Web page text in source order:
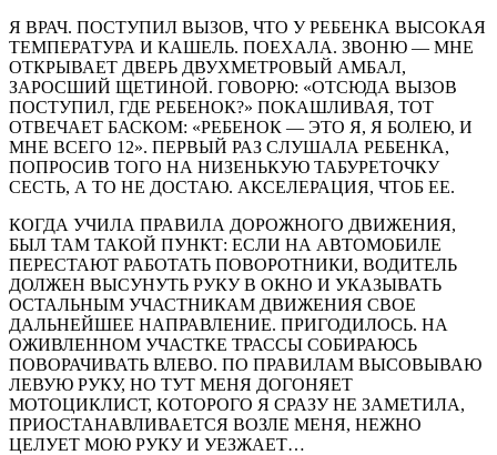
Я ВРАЧ. ПОСТУПИЛ ВЫЗОВ, ЧТО У РЕБЕНКА ВЫСОКАЯ
ТЕМПЕРАТУРА И КАШЕЛЬ. ПОЕХАЛА. ЗВОНЮ — МНЕ
ОТКРЫВАЕТ ДВЕРЬ ДВУХМЕТРОВЫЙ АМБАЛ,
ЗАРОСШИЙ ЩЕТИНОЙ. ГОВОРЮ: «ОТСЮДА ВЫЗОВ
ПОСТУПИЛ, ГДЕ РЕБЕНОК?» ПОКАШЛИВАЯ, ТОТ
ОТВЕЧАЕТ БАСКОМ: «РЕБЕНОК — ЭТО Я, Я БОЛЕЮ, И
МНЕ ВСЕГО 12». ПЕРВЫЙ РАЗ СЛУШАЛА РЕБЕНКА,
ПОПРОСИВ ТОГО НА НИЗЕНЬКУЮ ТАБУРЕТОЧКУ
СЕСТЬ, А ТО НЕ ДОСТАЮ. АКСЕЛЕРАЦИЯ, ЧТОБ ЕЕ.
КОГДА УЧИЛА ПРАВИЛА ДОРОЖНОГО ДВИЖЕНИЯ,
БЫЛ ТАМ ТАКОЙ ПУНКТ: ЕСЛИ НА АВТОМОБИЛЕ
ПЕРЕСТАЮТ РАБОТАТЬ ПОВОРОТНИКИ, ВОДИТЕЛЬ
ДОЛЖЕН ВЫСУНУТЬ РУКУ В ОКНО И УКАЗЫВАТЬ
ОСТАЛЬНЫМ УЧАСТНИКАМ ДВИЖЕНИЯ СВОЕ
ДАЛЬНЕЙШЕЕ НАПРАВЛЕНИЕ. ПРИГОДИЛОСЬ. НА
ОЖИВЛЕННОМ УЧАСТКЕ ТРАССЫ СОБИРАЮСЬ
ПОВОРАЧИВАТЬ ВЛЕВО. ПО ПРАВИЛАМ ВЫСОВЫВАЮ
ЛЕВУЮ РУКУ, НО ТУТ МЕНЯ ДОГОНЯЕТ
МОТОЦИКЛИСТ, КОТОРОГО Я СРАЗУ НЕ ЗАМЕТИЛА,
ПРИОСТАНАВЛИВАЕТСЯ ВОЗЛЕ МЕНЯ, НЕЖНО
ЦЕЛУЕТ МОЮ РУКУ И УЕЗЖАЕТ…